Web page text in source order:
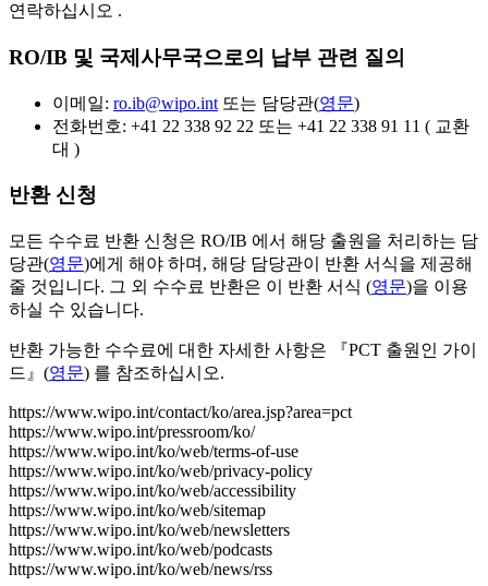
연락하십시오 .
RO/IB 및 국제사무국으로의 납부 관련 질의
이메일: ro.ib@wipo.int 또는 담당관(영문)
전화번호: +41 22 338 92 22 또는 +41 22 338 91 11 ( 교환
대 )
반환 신청
모든 수수료 반환 신청은 RO/IB 에서 해당 출원을 처리하는 담
당관(영문)에게 해야 하며, 해당 담당관이 반환 서식을 제공해
줄 것입니다. 그 외 수수료 반환은 이 반환 서식 (영문)을 이용
하실 수 있습니다.
반환 가능한 수수료에 대한 자세한 사항은 『PCT 출원인 가이
드』(영문) 를 참조하십시오.
https://www.wipo.int/contact/ko/area.jsp?area=pct
https://www.wipo.int/pressroom/ko/
https://www.wipo.int/ko/web/terms-of-use
https://www.wipo.int/ko/web/privacy-policy
https://www.wipo.int/ko/web/accessibility
https://www.wipo.int/ko/web/sitemap
https://www.wipo.int/ko/web/newsletters
https://www.wipo.int/ko/web/podcasts
https://www.wipo.int/ko/web/news/rss